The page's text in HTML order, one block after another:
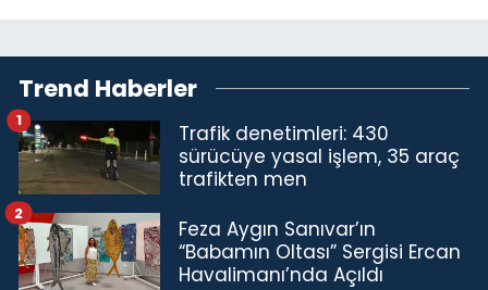
Trend Haberler
Trafik denetimleri: 430
sürücüye yasal işlem, 35 araç
trafikten men
1
Feza Aygın Sanıvar’ın
“Babamın Oltası” Sergisi Ercan
Havalimanı’nda Açıldı
2